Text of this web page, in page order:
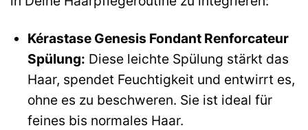
Kérastase Genesis Fondant Renforcateur
Spülung: Diese leichte Spülung stärkt das
Haar, spendet Feuchtigkeit und entwirrt es,
ohne es zu beschweren. Sie ist ideal für
feines bis normales Haar.